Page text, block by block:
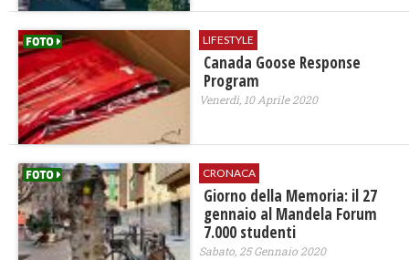
LIFESTYLE
Canada Goose Response
Program
Venerdì, 10 Aprile 2020
CRONACA
Giorno della Memoria: il 27
gennaio al Mandela Forum
7.000 studenti
Sabato, 25 Gennaio 2020